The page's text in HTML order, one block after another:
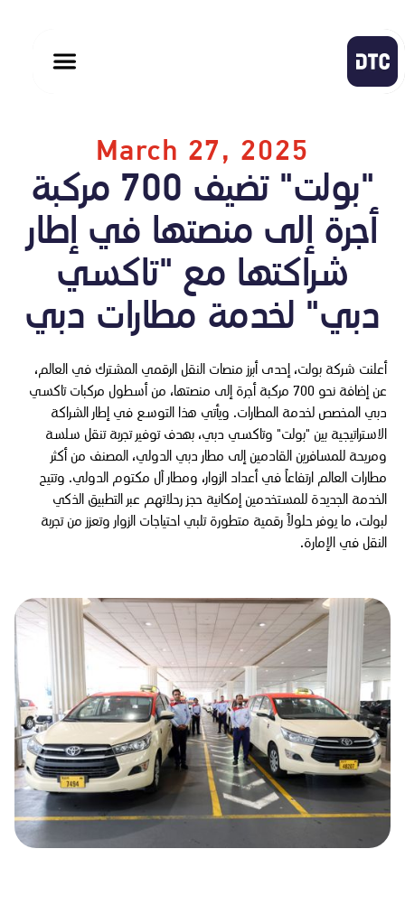
March 27, 2025
"بولت" تضيف 700 مركبة
أجرة إلى منصتها في إطار
شراكتها مع "تاكسي
دبي" لخدمة مطارات دبي
أعلنت شركة بولت، إحدى أبرز منصات النقل الرقمي المشترك في العالم،
عن إضافة نحو 700 مركبة أجرة إلى منصتها، من أسطول مركبات تاكسي
دبي المخصص لخدمة المطارات. ويأتي هذا التوسع في إطار الشراكة
الاستراتيجية بين "بولت" وتاكسي دبي، بهدف توفير تجربة تنقل سلسة
ومريحة للمسافرين القادمين إلى مطار دبي الدولي، المصنف من أكثر
مطارات العالم ارتفاعاً في أعداد الزوار، ومطار آل مكتوم الدولي. وتتيح
الخدمة الجديدة للمستخدمين إمكانية حجز رحلاتهم عبر التطبيق الذكي
لبولت، ما يوفر حلولاً رقمية متطورة تلبي احتياجات الزوار وتعزز من تجربة
النقل في الإمارة.